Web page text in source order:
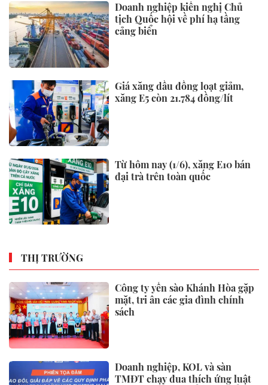
Doanh nghiệp kiến nghị Chủ
tịch Quốc hội về phí hạ tầng
cảng biển
Giá xăng dầu đồng loạt giảm,
xăng E5 còn 21.784 đồng/lít
Từ hôm nay (1/6), xăng E10 bán
đại trà trên toàn quốc
THỊ TRƯỜNG
Công ty yến sào Khánh Hòa gặp
mặt, tri ân các gia đình chính
sách
Doanh nghiệp, KOL và sàn
TMĐT chạy đua thích ứng luật